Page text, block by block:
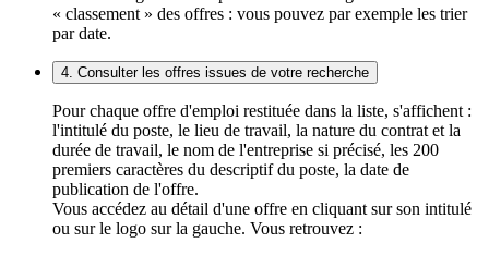
« classement » des offres : vous pouvez par exemple les trier
par date.
4. Consulter les offres issues de votre recherche
Pour chaque offre d'emploi restituée dans la liste, s'affichent :
l'intitulé du poste, le lieu de travail, la nature du contrat et la
durée de travail, le nom de l'entreprise si précisé, les 200
premiers caractères du descriptif du poste, la date de
publication de l'offre.
Vous accédez au détail d'une offre en cliquant sur son intitulé
ou sur le logo sur la gauche. Vous retrouvez :